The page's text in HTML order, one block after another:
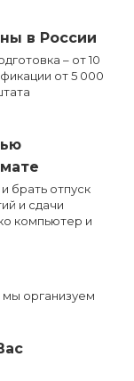
в России
– от 10
от 5 000
брать отпуск
и сдачи
компьютер и
мы организуем